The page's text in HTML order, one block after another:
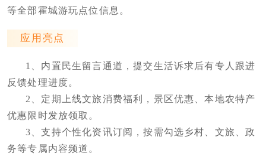
等全部霍城游玩点位信息。
应用亮点
1、内置民生留言通道，提交生活诉求后有专人跟进
反馈处理进度。
2、定期上线文旅消费福利，景区优惠、本地农特产
优惠限时发放领取。
3、支持个性化资讯订阅，按需勾选乡村、文旅、政
务等专属内容频道。